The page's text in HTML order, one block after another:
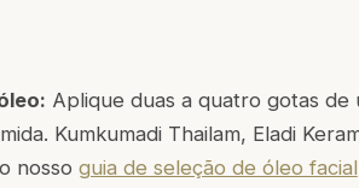
Aplique duas a quatro gotas de
Kumkumadi Thailam, Eladi
nosso guia de seleção de óleo facial